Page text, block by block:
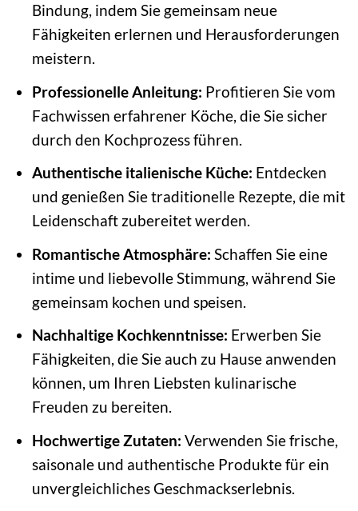
Bindung, indem Sie gemeinsam neue
Fähigkeiten erlernen und Herausforderungen
meistern.
Professionelle Anleitung: Profitieren Sie vom
Fachwissen erfahrener Köche, die Sie sicher
durch den Kochprozess führen.
Authentische italienische Küche: Entdecken
und genießen Sie traditionelle Rezepte, die mit
Leidenschaft zubereitet werden.
Romantische Atmosphäre: Schaffen Sie eine
intime und liebevolle Stimmung, während Sie
gemeinsam kochen und speisen.
Nachhaltige Kochkenntnisse: Erwerben Sie
Fähigkeiten, die Sie auch zu Hause anwenden
können, um Ihren Liebsten kulinarische
Freuden zu bereiten.
Hochwertige Zutaten: Verwenden Sie frische,
saisonale und authentische Produkte für ein
unvergleichliches Geschmackserlebnis.